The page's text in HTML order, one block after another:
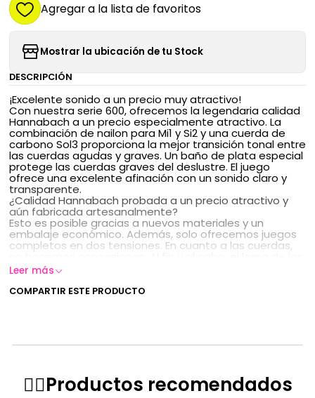
Agregar a la lista de favoritos
Mostrar la ubicación de tu Stock
DESCRIPCIÓN
¡Excelente sonido a un precio muy atractivo!
Con nuestra serie 600, ofrecemos la legendaria calidad
Hannabach a un precio especialmente atractivo. La
combinación de nailon para Mi1 y Si2 y una cuerda de
carbono Sol3 proporciona la mejor transición tonal entre
las cuerdas agudas y graves. Un baño de plata especial
protege las cuerdas graves del deslustre. El juego
ofrece una excelente afinación con un sonido claro y
transparente.
¿Calidad Hannabach probada a un precio atractivo y
aún fabricada artesanalmente?
Esto es posible gracias a nuevos materiales y un
embalaje económico. Además, solo ofrecemos juegos
completos en dos tensiones. En cuanto a las cuerdas,
cuerdas Hannabach es "¡el sonido es lo primero!".
Hecho a mano en Alemania
Calidad Hannabach a un precio atractivo
Agudas: monofilamento de nailon de precisión, liso
escala de 650 mm
Sin níquel según DIN EN 1811
Leer más
COMPARTIR ESTE PRODUCTO
✌🏻️Productos recomendados